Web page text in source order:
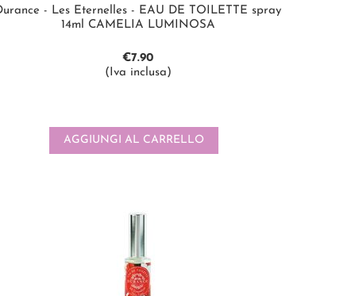
- Les Eternelles - EAU DE TOILETTE spray
14ml CAMELIA LUMINOSA
€7.90
(Iva inclusa)
AGGIUNGI AL CARRELLO